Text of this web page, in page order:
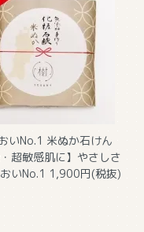
いNo.1 米ぬか石けん
・超敏感肌に】やさしさ
いNo.1 1,900円(税抜)